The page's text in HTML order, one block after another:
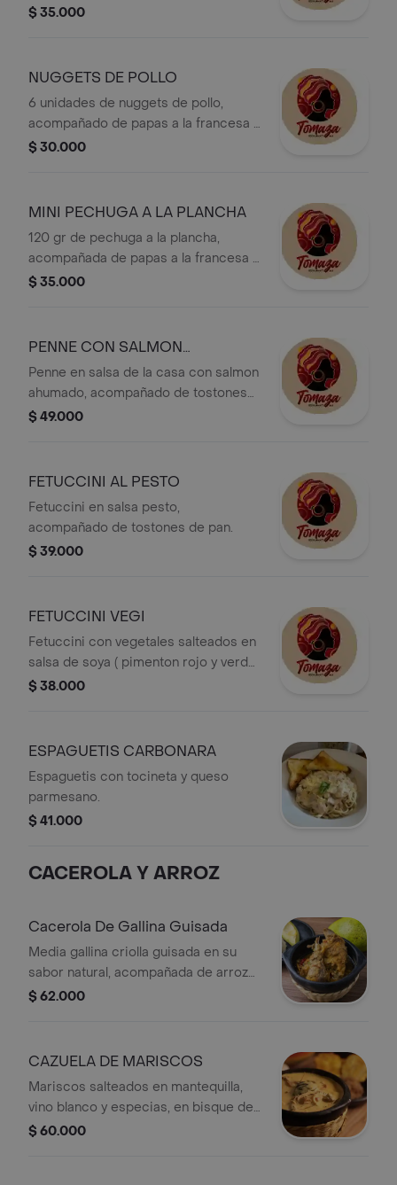
un jugo natural.
$ 35.000
NUGGETS DE POLLO
6 unidades de nuggets de pollo,
acompañado de papas a la francesa y
un jugo natural.
$ 30.000
MINI PECHUGA A LA PLANCHA
120 gr de pechuga a la plancha,
acompañada de papas a la francesa y
un jugo natural.
$ 35.000
PENNE CON SALMON
AHUMADO
Penne en salsa de la casa con salmon
ahumado, acompañado de tostones
de pan.
$ 49.000
FETUCCINI AL PESTO
Fetuccini en salsa pesto,
acompañado de tostones de pan.
$ 39.000
FETUCCINI VEGI
Fetuccini con vegetales salteados en
salsa de soya ( pimenton rojo y verde,
zucchini amarillo y verde, cebolla
$ 38.000
ESPAGUETIS CARBONARA
Espaguetis con tocineta y queso
parmesano.
$ 41.000
CACEROLA Y ARROZ
Cacerola De Gallina Guisada
Media gallina criolla guisada en su
sabor natural, acompañada de arroz
blanco y yuca.
$ 62.000
CAZUELA DE MARISCOS
Mariscos salteados en mantequilla,
vino blanco y especias, en bisque de
pescado y camaron. Acompañado de
$ 60.000